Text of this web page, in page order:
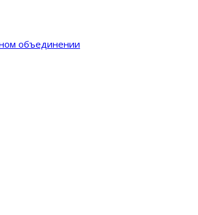
объединении